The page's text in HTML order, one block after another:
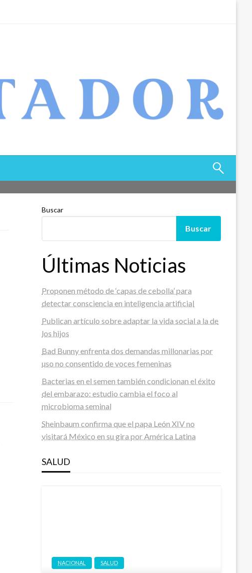
Buscar
Buscar
Últimas Noticias
Proponen método de ‘capas de cebolla’ para
detectar consciencia en inteligencia artificial
Publican artículo sobre adaptar la vida social a la de
los hijos
Bad Bunny enfrenta dos demandas millonarias por
uso no consentido de voces femeninas
Bacterias en el semen también condicionan el éxito
del embarazo: estudio cambia el foco al
microbioma seminal
Sheinbaum confirma que el papa León XIV no
visitará México en su gira por América Latina
SALUD
NACIONAL SALUD